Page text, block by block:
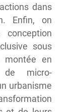
dans
Enfin, on
sous
montée en
de micro-
urbanisme